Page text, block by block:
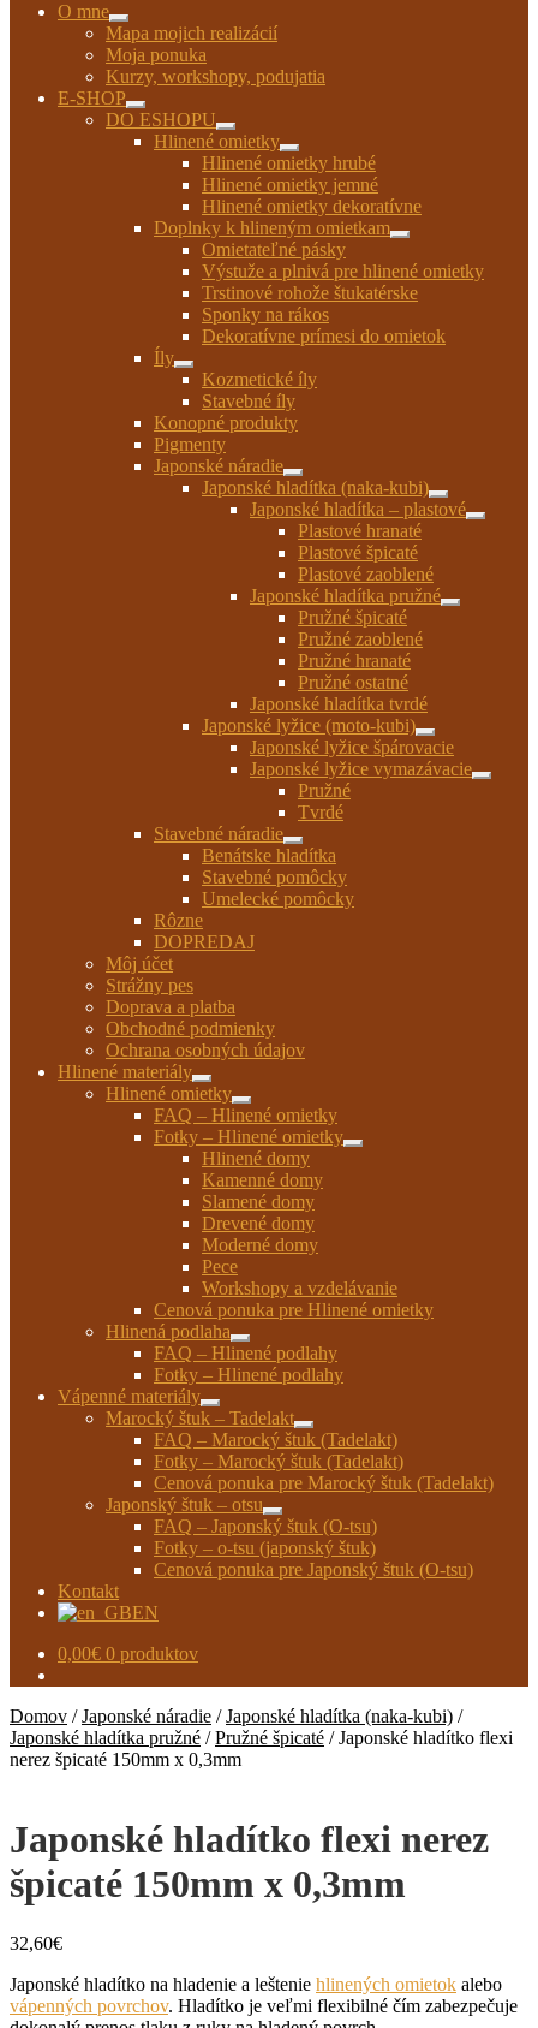
O mne
Rozbaliť
podradené
menu
Mapa mojich realizácií
Moja ponuka
Kurzy, workshopy, podujatia
E-SHOP
Rozbaliť
podradené
menu
DO ESHOPU
Rozbaliť
podradené
menu
Hlinené omietky
Rozbaliť
podradené
menu
Hlinené omietky hrubé
Hlinené omietky jemné
Hlinené omietky dekoratívne
Doplnky k hlineným omietkam
Rozbaliť
podradené
menu
Omietateľné pásky
Výstuže a plnivá pre hlinené omietky
Trstinové rohože štukatérske
Sponky na rákos
Dekoratívne prímesi do omietok
Íly
Rozbaliť
podradené
menu
Kozmetické íly
Stavebné íly
Konopné produkty
Pigmenty
Japonské náradie
Rozbaliť
podradené
menu
Japonské hladítka (naka-kubi)
Rozbaliť
podradené
Japonské hladítka – plastové
Rozbaliť
Plastové hranaté
Plastové špicaté
Plastové zaoblené
Japonské hladítka pružné
Rozbaliť
Pružné špicaté
Pružné zaoblené
Pružné hranaté
Pružné ostatné
Japonské hladítka tvrdé
Japonské lyžice (moto-kubi)
Rozbaliť
podradené
menu
Japonské lyžice špárovacie
Japonské lyžice vymazávacie
Rozbaliť
Pružné
Tvrdé
Stavebné náradie
Rozbaliť
podradené
menu
Benátske hladítka
Stavebné pomôcky
Umelecké pomôcky
Rôzne
DOPREDAJ
Môj účet
Strážny pes
Doprava a platba
Obchodné podmienky
Ochrana osobných údajov
Hlinené materiály
Rozbaliť
podradené
menu
Hlinené omietky
Rozbaliť
podradené
menu
FAQ – Hlinené omietky
Fotky – Hlinené omietky
Rozbaliť
Hlinené domy
Kamenné domy
Slamené domy
Drevené domy
Moderné domy
Pece
Workshopy a vzdelávanie
Cenová ponuka pre Hlinené omietky
Hlinená podlaha
Rozbaliť
podradené
menu
FAQ – Hlinené podlahy
Fotky – Hlinené podlahy
Vápenné materiály
Rozbaliť
podradené
menu
Marocký štuk – Tadelakt
Rozbaliť
podradené
menu
FAQ – Marocký štuk (Tadelakt)
Fotky – Marocký štuk (Tadelakt)
Cenová ponuka pre Marocký štuk (Tadelakt)
Japonský štuk – otsu
Rozbaliť
podradené
menu
FAQ – Japonský štuk (O-tsu)
Fotky – o-tsu (japonský štuk)
Cenová ponuka pre Japonský štuk (O-tsu)
Kontakt
EN
0,00€ 0 produktov
Domov /Japonské náradie /Japonské hladítka (naka-kubi) /
Japonské hladítka pružné /Pružné špicaté /Japonské hladítko flexi
nerez špicaté 150mm x 0,3mm
Japonské hladítko flexi nerez
špicaté 150mm x 0,3mm
32,60€
Japonské hladítko na hladenie a leštenie hlinených omietok alebo
vápenných povrchov. Hladítko je veľmi flexibilné čím zabezpečuje